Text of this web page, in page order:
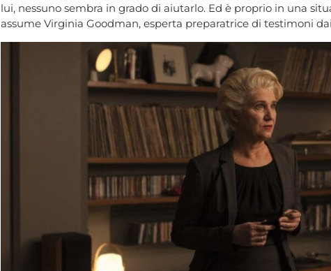
lui, nessuno sembra in grado di aiutarlo. Ed è proprio in una
assume Virginia Goodman, esperta preparatrice di testimoni